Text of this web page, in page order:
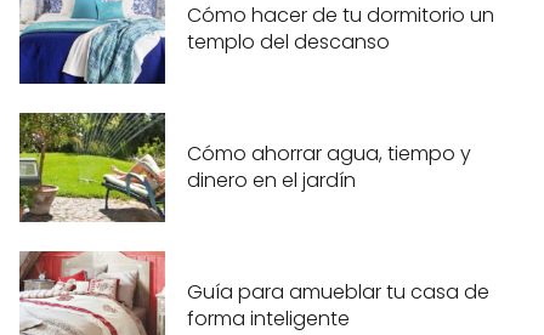
Cómo hacer de tu dormitorio un
templo del descanso
Cómo ahorrar agua, tiempo y
dinero en el jardín
Guía para amueblar tu casa de
forma inteligente